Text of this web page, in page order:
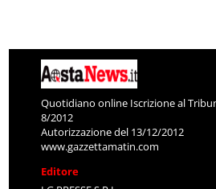
Quotidiano online Iscrizione al
8/2012
Autorizzazione del 13/12/2012
www.gazzettamatin.com
Editore